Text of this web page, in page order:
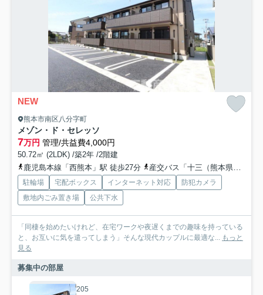
NEW
熊本市南区八分字町
メゾン・ド・セレッソ
7万円 管理/共益費4,000円
50.72㎡ (2LDK) /築2年 /2階建
鹿児島本線「西熊本」駅 徒歩27分
産交バス「十三（熊本県）」バス停下車 徒歩5分
駐輪場 宅配ボックス インターネット対応
防犯カメラ
敷地内ごみ置き場
公共下水
「同棲を始めたいけれど、在宅ワークや夜遅くまでの趣味を持っている
と、お互いに気を遣ってしまう」そんな現代カップルに最適な... もっと
見る
募集中の部屋
205